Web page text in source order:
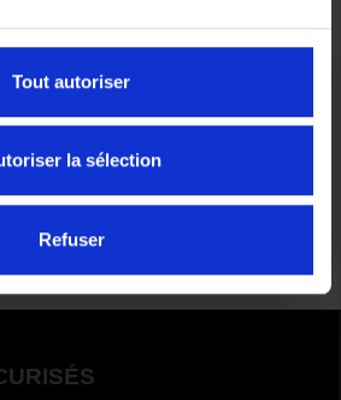
Tout autoriser
la sélection
Refuser